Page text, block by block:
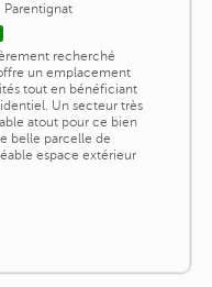
Parentignat
recherché
un emplacement
tout en bénéficiant
Un secteur très
atout pour ce bien
belle parcelle de
espace extérieur